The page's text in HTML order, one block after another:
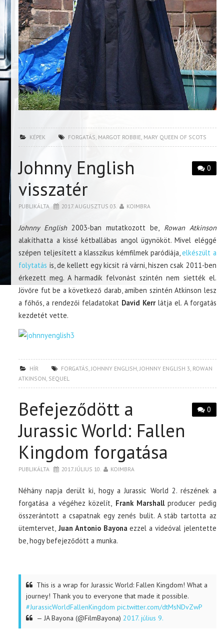
KÉPEK FORGATÁS, MARGOT ROBBIE, MARY QUEEN OF SCOTS
0
Johnny English
visszatér
PUBLIKÁLTA 2017. AUGUSZTUS 03. KOIMBRA
Johnny English2003-ban mutatkozott be, Rowan Atkinson
alakíthatta a kissé kétballábas angol ügynököt. Mivel eléggé
szépen teljesített a klasszikus kémfilmek paródiája,elkészült a
folytatás is, de kellett egy kicsit rá várni, hiszen csak 2011-ben
érkezett meg. A harmadik felvonást szintén nem siették el.
Jövőre fut be a következő darab, amiben szintén Atkinson lesz
a főhős, a rendezői feladatokat David Kerrlátja el. A forgatás
kezdetét vette.
HÍR FORGATÁS,JOHNNY ENGLISH,JOHNNY ENGLISH 3, ROWAN
ATKINSON, SEQUEL
0
Befejeződött a
Jurassic World: Fallen
Kingdom forgatása
PUBLIKÁLTA 2017. JÚLIUS 10. KOIMBRA
Néhány napja derült ki, hogy a Jurassic World 2. részének a
forgatása a végéhez közelít, Frank Marshallproducer pedig
összerántott a csapatnak egy zenés bulit. A stáb tartotta az
ütemtervet, Juan Antonio Bayonaezzel a videóval jelentette
be, hogy befejeződött a munka.
This is a wrap for Jurassic World: Fallen Kingdom! What a
journey! Thank you to everyone that made it possible.
#JurassicWorldFallenKingdom pic.twitter.com/dtMsNDvZwP
— JA Bayona (@FilmBayona)2017. július 9.